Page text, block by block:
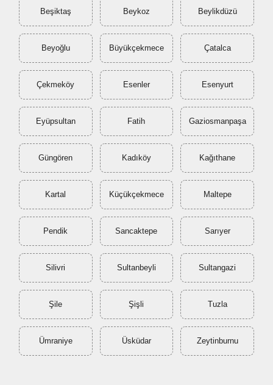
Beşiktaş Beykoz Beylikdüzü
Beyoğlu Büyükçekmece Çatalca
Çekmeköy Esenler Esenyurt
Eyüpsultan Fatih Gaziosmanpaşa
Güngören Kadıköy Kağıthane
Kartal Küçükçekmece Maltepe
Pendik Sancaktepe Sarıyer
Silivri Sultanbeyli Sultangazi
Şile Şişli Tuzla
Ümraniye Üsküdar Zeytinburnu